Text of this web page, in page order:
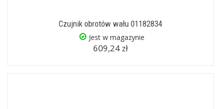
Czujnik obrotów wału 01182834
Jest w magazynie
609,24 zł